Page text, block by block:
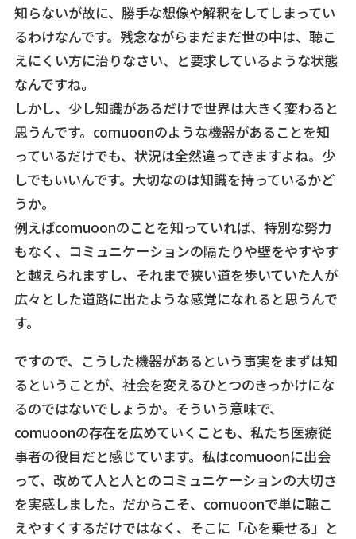
知らないが故に、勝手な想像や解釈をしてしまってい
るわけなんです。残念ながらまだまだ世の中は、聴こ
えにくい方に治りなさい、と要求しているような状態
なんですね。
しかし、少し知識があるだけで世界は大きく変わると
思うんです。comuoonのような機器があることを知
っているだけでも、状況は全然違ってきますよね。少
しでもいいんです。大切なのは知識を持っているかど
うか。
例えばcomuoonのことを知っていれば、特別な努力
もなく、コミュニケーションの隔たりや壁をやすやす
と越えられますし、それまで狭い道を歩いていた人が
広々とした道路に出たような感覚になれると思うんで
す。
ですので、こうした機器があるという事実をまずは知
るということが、社会を変えるひとつのきっかけにな
るのではないでしょうか。そういう意味で、
comuoonの存在を広めていくことも、私たち医療従
事者の役目だと感じています。私はcomuoonに出会
って、改めて人と人とのコミュニケーションの大切さ
を実感しました。だからこそ、comuoonで単に聴こ
えやすくするだけではなく、そこに「心を乗せる」と